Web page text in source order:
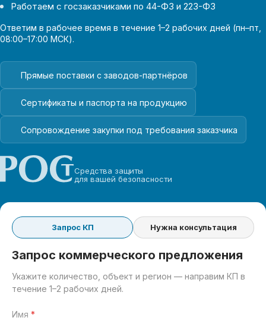
Работаем с госзаказчиками по 44-ФЗ и 223-ФЗ
Ответим в рабочее время в течение 1–2 рабочих дней (пн–пт,
08:00–17:00 МСК).
Прямые поставки с заводов-партнёров
Сертификаты и паспорта на продукцию
Сопровождение закупки под требования заказчика
Средства защиты
для вашей безопасности
Запрос КП Нужна консультация
Запрос коммерческого предложения
Укажите количество, объект и регион — направим КП в
течение 1–2 рабочих дней.
Имя *